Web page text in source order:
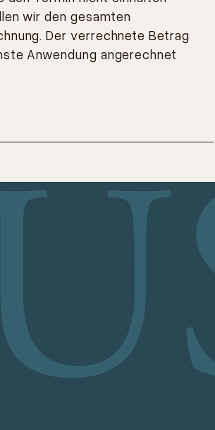
wir den gesamten
Der verrechnete Betrag
Anwendung angerechnet